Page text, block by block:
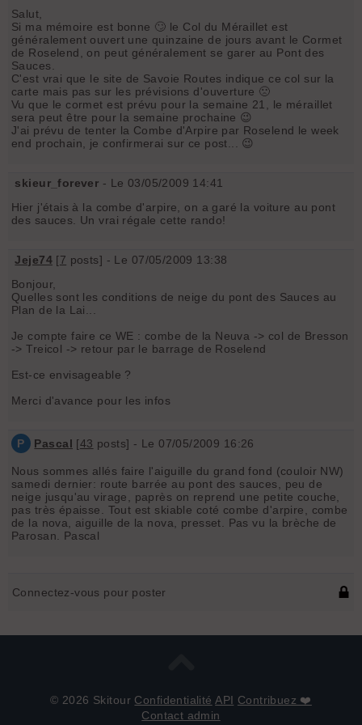
Salut,
Si ma mémoire est bonne 🙄 le Col du Méraillet est
généralement ouvert une quinzaine de jours avant le Cormet
de Roselend, on peut généralement se garer au Pont des
Sauces.
C'est vrai que le site de Savoie Routes indique ce col sur la
carte mais pas sur les prévisions d'ouverture 🙁
Vu que le cormet est prévu pour la semaine 21, le méraillet
sera peut être pour la semaine prochaine 😉
J'ai prévu de tenter la Combe d'Arpire par Roselend le week
end prochain, je confirmerai sur ce post... 😉
skieur_forever - Le 03/05/2009 14:41
Hier j'étais à la combe d'arpire, on a garé la voiture au pont
des sauces. Un vrai régale cette rando!
Jeje74[7 posts] - Le 07/05/2009 13:38
Bonjour,
Quelles sont les conditions de neige du pont des Sauces au
Plan de la Lai...
Je compte faire ce WE : combe de la Neuva -> col de Bresson
-> Treicol -> retour par le barrage de Roselend
Est-ce envisageable ?
Merci d'avance pour les infos
P Pascal [43 posts] - Le 07/05/2009 16:26
Nous sommes allés faire l'aiguille du grand fond (couloir NW)
samedi dernier: route barrée au pont des sauces, peu de
neige jusqu'au virage, paprès on reprend une petite couche,
pas très épaisse. Tout est skiable coté combe d'arpire, combe
de la nova, aiguille de la nova, presset. Pas vu la brèche de
Parosan. Pascal
Connectez-vous pour poster
© 2026 Skitour Confidentialité API Contribuez ❤️
Contact admin